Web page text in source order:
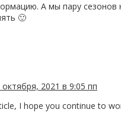
А мы пару
🙂
октября, 2021 в 9:05 пп
I hope you continue to